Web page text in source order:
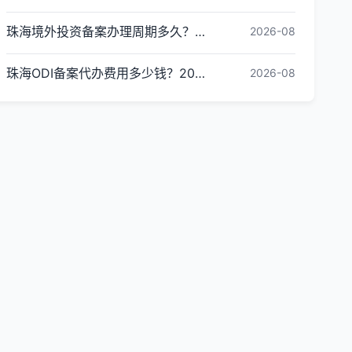
珠海境外投资备案办理周期多久？ODI备案下证时间 2026-08
珠海ODI备案代办费用多少钱？2026最新收费标准 2026-08